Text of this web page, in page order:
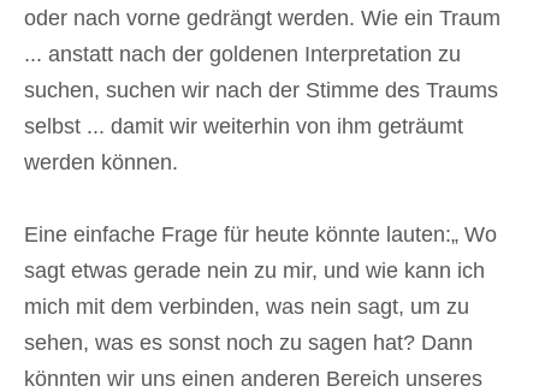
oder nach vorne gedrängt werden. Wie ein Traum
... anstatt nach der goldenen Interpretation zu
suchen, suchen wir nach der Stimme des Traums
selbst ... damit wir weiterhin von ihm geträumt
werden können.
Eine einfache Frage für heute könnte lauten:„ Wo
sagt etwas gerade nein zu mir, und wie kann ich
mich mit dem verbinden, was nein sagt, um zu
sehen, was es sonst noch zu sagen hat? Dann
könnten wir uns einen anderen Bereich unseres